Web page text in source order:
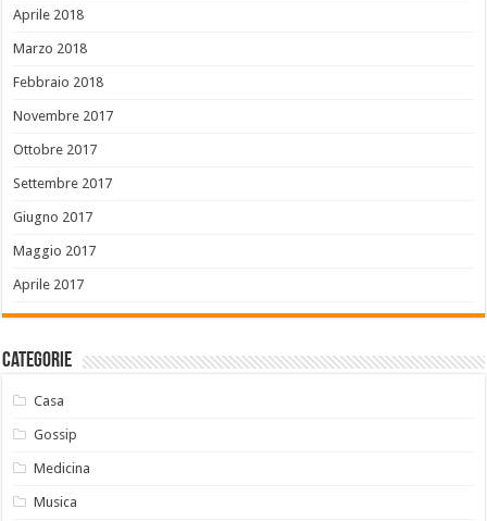
Aprile 2018
Marzo 2018
Febbraio 2018
Novembre 2017
Ottobre 2017
Settembre 2017
Giugno 2017
Maggio 2017
Aprile 2017
Categorie
Casa
Gossip
Medicina
Musica